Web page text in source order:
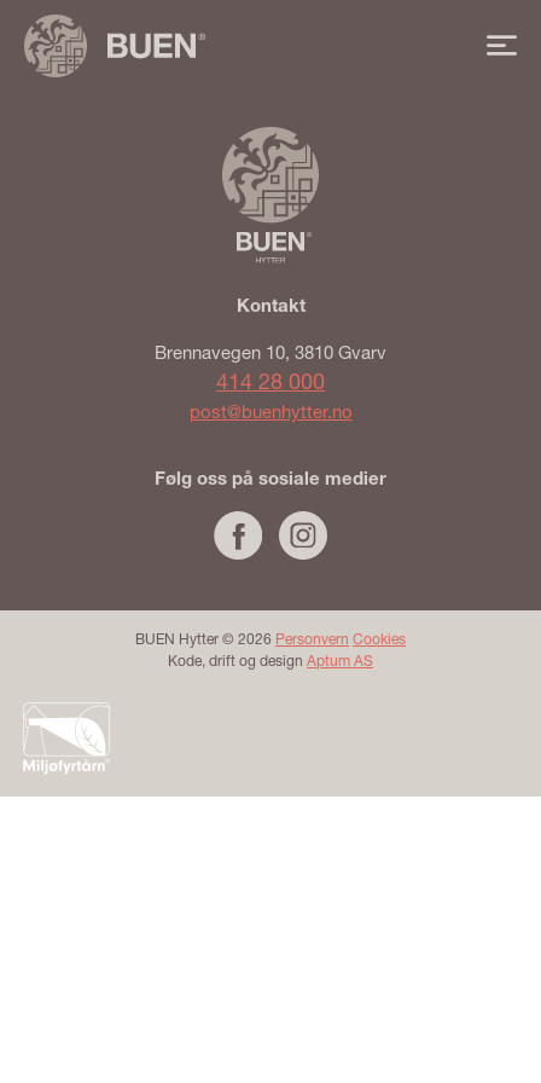
content
Kontakt
Brennavegen 10, 3810 Gvarv
414 28 000
post@buenhytter.no
Følg oss på sosiale medier
FacebookInstagram
BUEN Hytter © 2026 Personvern Cookies
Kode, drift og design Aptum AS